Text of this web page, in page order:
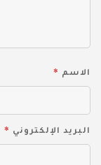
الاسم *
البريد الإلكتروني *